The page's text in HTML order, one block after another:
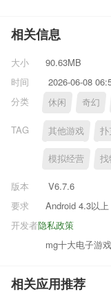
相关信息
大小
90.63MB
时间
2026-06-08
分类
休闲 奇幻
TAG 其他游戏 扑
模拟经营 找
版本
V6.7.6
要求
Android 4.3以上
隐私政策
开发者
mg十大电子游
相关应用推荐